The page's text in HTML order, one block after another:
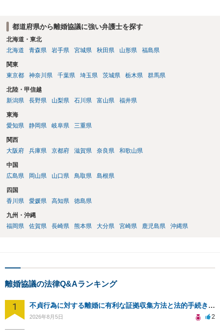
都道府県から離婚協議に強い弁護士を探す
北海道・東北
北海道
青森県 岩手県 宮城県 秋田県 山形県 福島県
関東
東京都
神奈川県 千葉県 埼玉県 茨城県 栃木県 群馬県
北陸・甲信越
新潟県
長野県 山梨県 石川県 富山県 福井県
東海
愛知県
静岡県 岐阜県 三重県
関西
大阪府
兵庫県 京都府 滋賀県 奈良県 和歌山県
中国
広島県
岡山県 山口県 鳥取県 島根県
四国
香川県
愛媛県 高知県 徳島県
九州・沖縄
福岡県
佐賀県 長崎県 熊本県 大分県 宮崎県 鹿児島県 沖縄県
離婚協議の法律Q&Aランキング
1 不貞行為に対する離婚に有利な証拠収集方法と法的手続きについて
2026年8月5日 2